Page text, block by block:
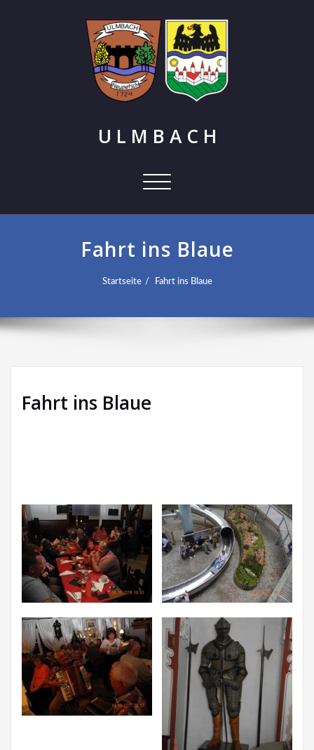
U L M B A C H
Schalte
Fahrt ins Blaue
Startseite Fahrt ins Blaue
Fahrt ins Blaue